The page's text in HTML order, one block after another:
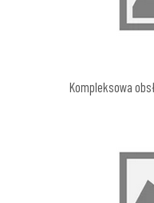
Kompleksowa